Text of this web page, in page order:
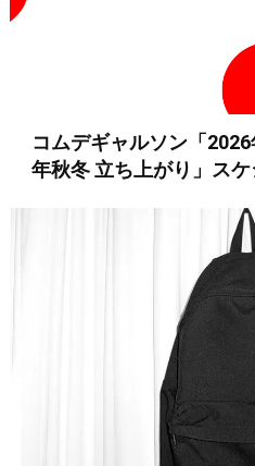
コムデギャルソン「
年秋冬 立ち上がり」ス